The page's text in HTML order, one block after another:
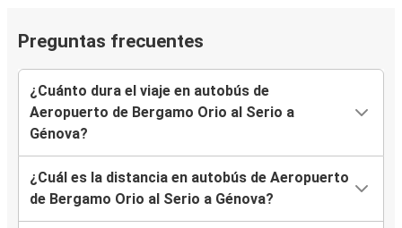
Preguntas frecuentes
¿Cuánto dura el viaje en autobús de
Aeropuerto de Bergamo Orio al Serio a
Génova?
¿Cuál es la distancia en autobús de Aeropuerto
de Bergamo Orio al Serio a Génova?